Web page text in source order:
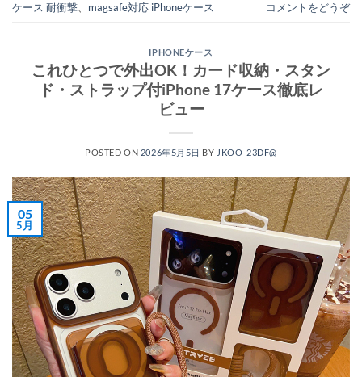
ケース 耐衝撃
magsafe対応 iPhoneケース コメントをどうぞ
IPHONEケース
これひとつで外出OK！カード収納・スタン
ド・ストラップ付iPhone 17ケース徹底レ
ビュー
POSTED ON 2026年5月5日 BY JKOO_23DF@
05
5月